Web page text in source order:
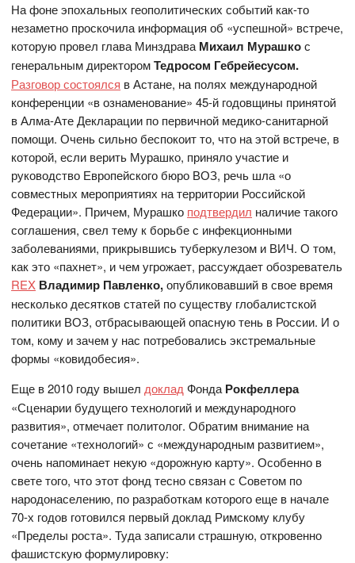
На фоне эпохальных геополитических событий как-то
незаметно проскочила информация об «успешной» встрече,
которую провел глава МинздраваМихаил Мурашкос
генеральным директоромТедросом Гебрейесусом.
Разговор состоялся в Астане, на полях международной
конференции «в ознаменование» 45-й годовщины принятой
в Алма-Ате Декларации по первичной медико-санитарной
помощи. Очень сильно беспокоит то, что на этой встрече, в
которой, если верить Мурашко, приняло участие и
руководство Европейского бюро ВОЗ, речь шла «о
совместных мероприятиях на территории Российской
Федерации». Причем, Мурашко подтвердил наличие такого
соглашения, свел тему к борьбе с инфекционными
заболеваниями, прикрывшись туберкулезом и ВИЧ. О том,
как это «пахнет», и чем угрожает, рассуждает обозреватель
REX Владимир Павленко,опубликовавший в свое время
несколько десятков статей по существу глобалистской
политики ВОЗ, отбрасывающей опасную тень в России. И о
том, кому и зачем у нас потребовались экстремальные
формы «ковидобесия».
Еще в 2010 году вышелдокладФондаРокфеллера
«Сценарии будущего технологий и международного
развития», отмечает политолог. Обратим внимание на
сочетание «технологий» с «международным развитием»,
очень напоминает некую «дорожную карту». Особенно в
свете того, что этот фонд тесно связан с Советом по
народонаселению, по разработкам которого еще в начале
70-х годов готовился первый доклад Римскому клубу
«Пределы роста». Туда записали страшную, откровенно
фашистскую формулировку: